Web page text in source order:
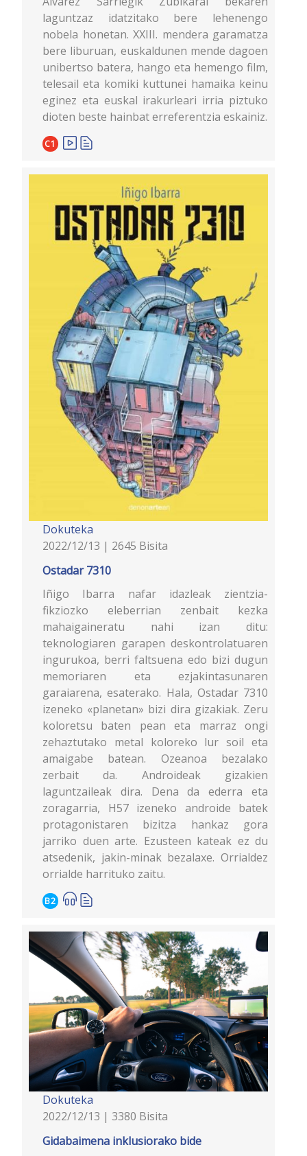
laguntzaz idatzitako bere lehenengo
nobela honetan. XXIII. mendera garamatza
bere liburuan, euskaldunen mende dagoen
unibertso batera, hango eta hemengo film,
telesail eta komiki kuttunei hamaika keinu
eginez eta euskal irakurleari irria piztuko
dioten beste hainbat erreferentzia eskainiz.
C1
Dokuteka
2022/12/13 | 2645 Bisita
Ostadar 7310
Iñigo Ibarra nafar idazleak zientzia-
fikziozko eleberrian zenbait kezka
mahaigaineratu nahi izan ditu:
teknologiaren garapen deskontrolatuaren
ingurukoa, berri faltsuena edo bizi dugun
memoriaren eta ezjakintasunaren
garaiarena, esaterako. Hala, Ostadar 7310
izeneko «planetan» bizi dira gizakiak. Zeru
koloretsu baten pean eta marraz ongi
zehaztutako metal koloreko lur soil eta
amaigabe batean. Ozeanoa bezalako
zerbait da. Androideak gizakien
laguntzaileak dira. Dena da ederra eta
zoragarria, H57 izeneko androide batek
protagonistaren bizitza hankaz gora
jarriko duen arte. Ezusteen kateak ez du
atsedenik, jakin-minak bezalaxe. Orrialdez
orrialde harrituko zaitu.
B2
Dokuteka
2022/12/13 | 3380 Bisita
Gidabaimena inklusiorako bide